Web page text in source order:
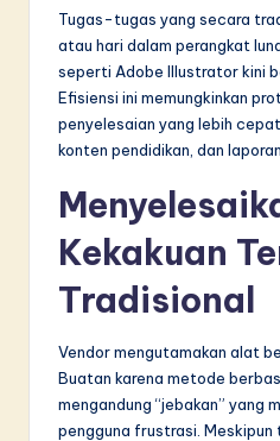
Tugas-tugas yang secara
atau hari dalam perangkat
seperti Adobe Illustrator kini
Efisiensi ini memungkinkan
penyelesaian yang lebih
konten pendidikan, dan
Kekakuan
Tradisional
Vendor mengutamakan alat
Buatan karena metode
mengandung “jebakan” yang
pengguna frustrasi.